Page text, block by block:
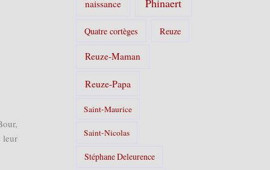
leur
naissance Phinaert
Quatre cortèges Reuze
Reuze-Maman
Reuze-Papa
Saint-Maurice
Saint-Nicolas
Stéphane Deleurence